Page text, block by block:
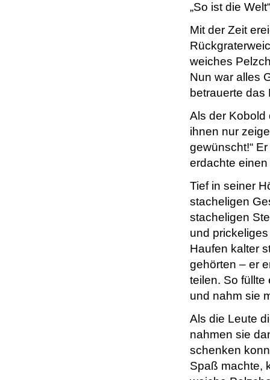
„So ist die
Mit der Zeit
weiches
Nun war alles
betrauerte
Als der Kobold
ihnen nur
gewünscht!“
erdachte einen
Tief in seiner
stacheligen
stacheligen
und
Haufen kalter
gehörten – er
teilen. So
und nahm sie
Als die Leute
nahmen sie
schenken
Spaß machte,